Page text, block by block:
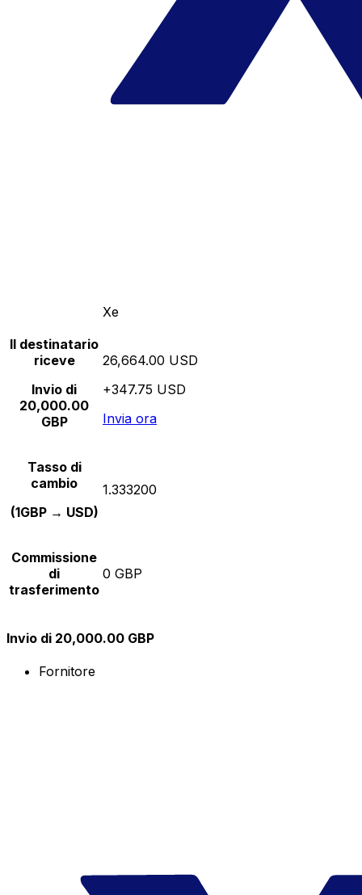
Xe
Il destinatario
riceve
Invio di
20,000.00
GBP
26,664.00 USD
+347.75 USD
Invia ora
Tasso di
cambio
(1GBP → USD)
1.333200
Commissione
di
trasferimento
0 GBP
Invio di 20,000.00 GBP
Fornitore